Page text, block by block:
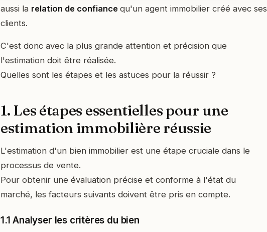
aussi la relation de confiance qu'un agent immobilier créé avec ses
clients.
C'est donc avec la plus grande attention et précision que
l'estimation doit être réalisée.
Quelles sont les étapes et les astuces pour la réussir ?
1. Les étapes essentielles pour une
estimation immobilière réussie
L'estimation d'un bien immobilier est une étape cruciale dans le
processus de vente.
Pour obtenir une évaluation précise et conforme à l'état du
marché, les facteurs suivants doivent être pris en compte.
1.1 Analyser les critères du bien